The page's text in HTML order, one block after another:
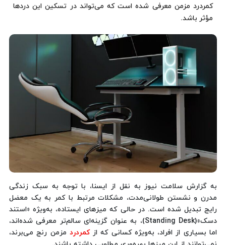
کمردرد مزمن معرفی شده است که می‌تواند در تسکین این دردها
مؤثر باشد.
به گزارش سلامت نیوز به نقل از ایسنا، با توجه به سبک زندگی
مدرن و نشستن طولانی‌مدت، مشکلات مرتبط با کمر به یک معضل
رایج تبدیل شده است. در حالی که میزهای ایستاده، به‌ویژه «استند
دسک»(Standing Desk)، به عنوان گزینه‌ای سالم‌تر معرفی شده‌اند،
اما بسیاری از افراد، به‌ویژه کسانی که ازکمردرد مزمن رنج می‌برند،